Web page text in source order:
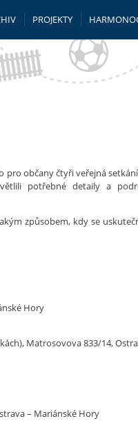
PROJEKTY
občany čtyři veřejná
potřebné detaily a
způsobem, kdy se
Hory
Matrosovova 833/14,
– Mariánské Hory